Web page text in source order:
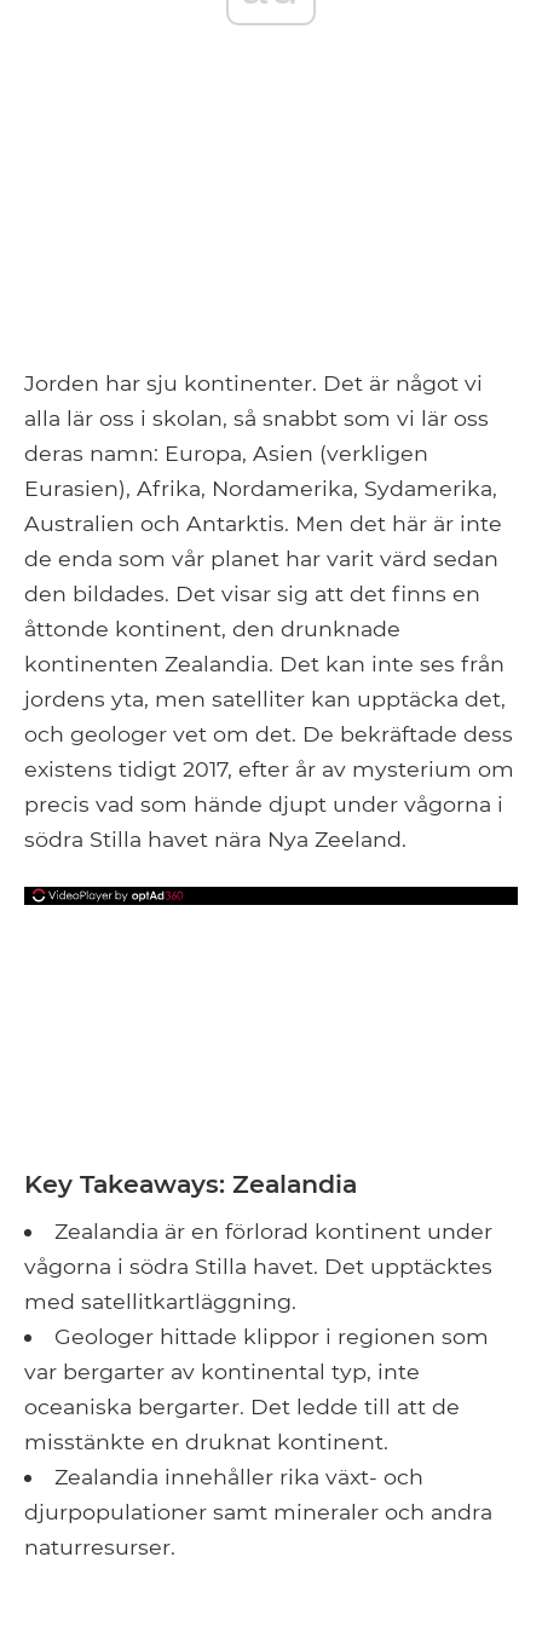
Jorden har sju kontinenter. Det är något vi
alla lär oss i skolan, så snabbt som vi lär oss
deras namn: Europa, Asien (verkligen
Eurasien), Afrika, Nordamerika, Sydamerika,
Australien och Antarktis. Men det här är inte
de enda som vår planet har varit värd sedan
den bildades. Det visar sig att det finns en
åttonde kontinent, den drunknade
kontinenten Zealandia. Det kan inte ses från
jordens yta, men satelliter kan upptäcka det,
och geologer vet om det. De bekräftade dess
existens tidigt 2017, efter år av mysterium om
precis vad som hände djupt under vågorna i
södra Stilla havet nära Nya Zeeland.
Key Takeaways: Zealandia
Zealandia är en förlorad kontinent under
vågorna i södra Stilla havet. Det upptäcktes
med satellitkartläggning.
Geologer hittade klippor i regionen som
var bergarter av kontinental typ, inte
oceaniska bergarter. Det ledde till att de
misstänkte en druknat kontinent.
Zealandia innehåller rika växt- och
djurpopulationer samt mineraler och andra
naturresurser.